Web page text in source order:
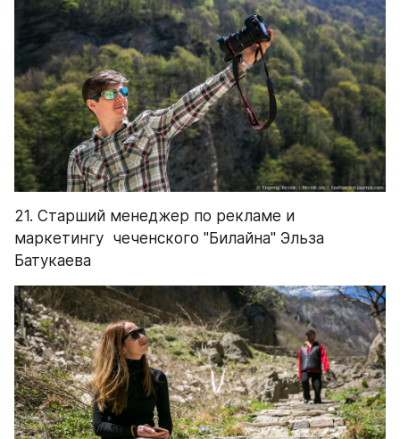
21. Старший менеджер по рекламе и
маркетингу  чеченского "Билайна" Эльза
Батукаева